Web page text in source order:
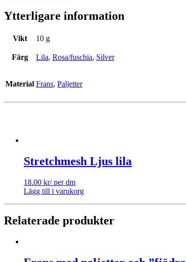
Ytterligare information
Vikt 10 g
Färg Lila, Rosa/fuschia, Silver
Material Frans, Paljetter
Stretchmesh Ljus lila
18.00 kr/ per dm
Lägg till i varukorg
Relaterade produkter